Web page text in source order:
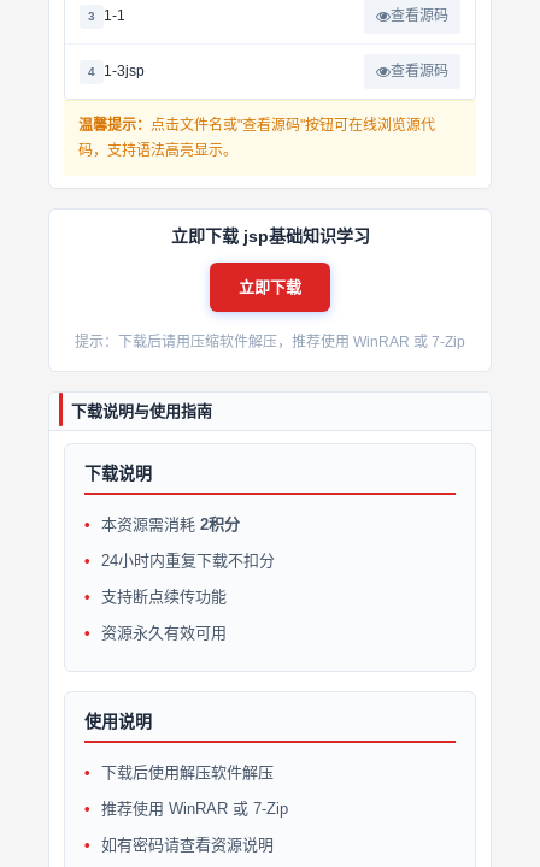
3 1-1 查看源码
4 1-3jsp 查看源码
温馨提示： 点击文件名或"查看源码"按钮可在线浏览源代
码，支持语法高亮显示。
立即下载 jsp基础知识学习
立即下载
提示：下载后请用压缩软件解压，推荐使用 WinRAR 或 7-Zip
下载说明与使用指南
下载说明
本资源需消耗 2积分
24小时内重复下载不扣分
支持断点续传功能
资源永久有效可用
使用说明
下载后使用解压软件解压
推荐使用 WinRAR 或 7-Zip
如有密码请查看资源说明